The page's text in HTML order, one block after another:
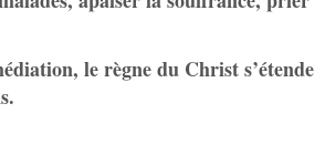
le règne du Christ s’étende